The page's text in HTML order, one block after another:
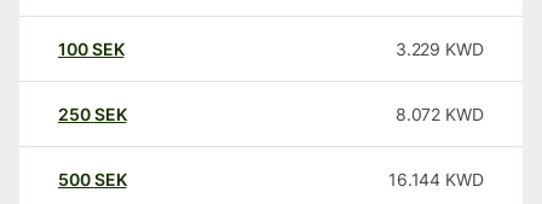
100SEK 3.229 KWD
250SEK 8.072 KWD
500SEK 16.144 KWD